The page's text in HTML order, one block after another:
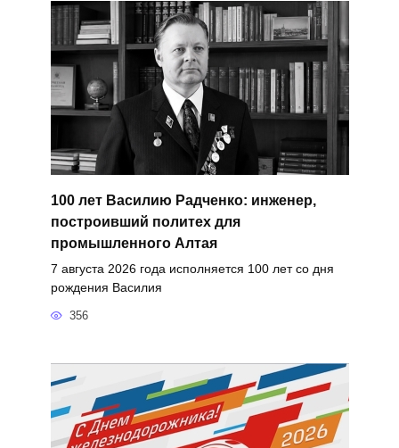
100 лет Василию Радченко: инженер,
построивший политех для
промышленного Алтая
7 августа 2026 года исполняется 100 лет со дня
рождения Василия
356